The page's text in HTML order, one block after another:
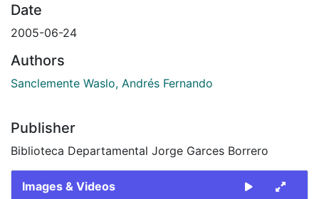
Date
2005-06-24
Authors
Sanclemente Waslo, Andrés Fernando
Publisher
Biblioteca Departamental Jorge Garces Borrero
Images & Videos